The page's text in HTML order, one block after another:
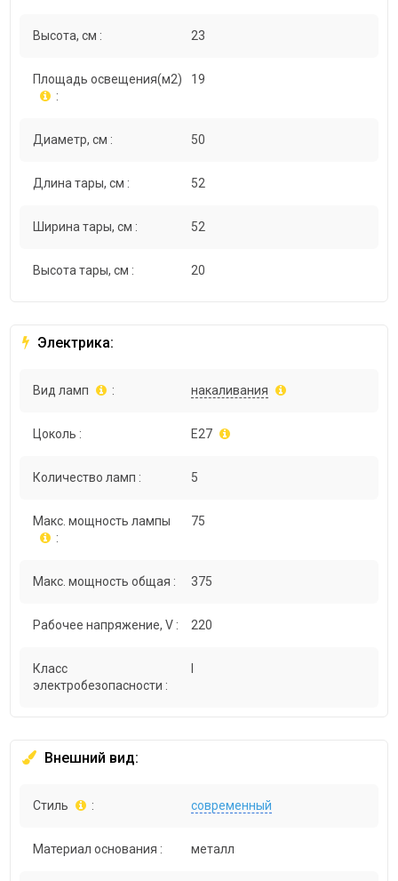
Высота, см : 23
Площадь освещения(м2)
:
19
Диаметр, см : 50
Длина тары, см : 52
Ширина тары, см : 52
Высота тары, см : 20
Электрика:
Вид ламп : накаливания
Цоколь : E27
Количество ламп : 5
Макс. мощность лампы
:
75
Макс. мощность общая : 375
Рабочее напряжение, V : 220
Класс
электробезопасности :
Внешний вид:
Стиль : современный
Материал основания : металл